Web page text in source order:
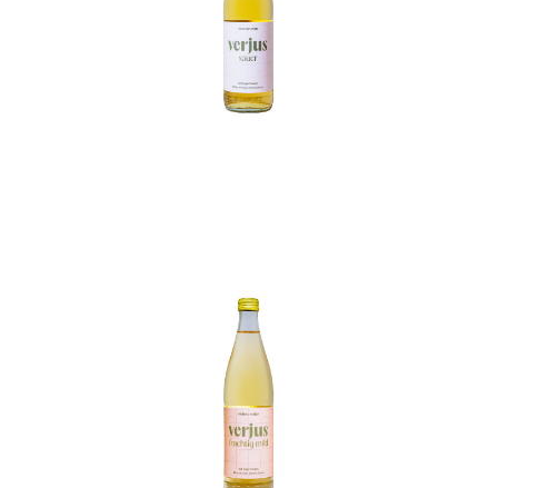
In den Korb
In den Korb